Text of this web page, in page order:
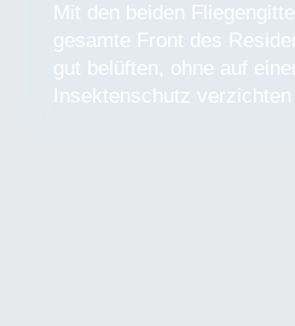
Mit den beiden
gesamte Front des
gut belüften, ohne auf
Insektenschutz